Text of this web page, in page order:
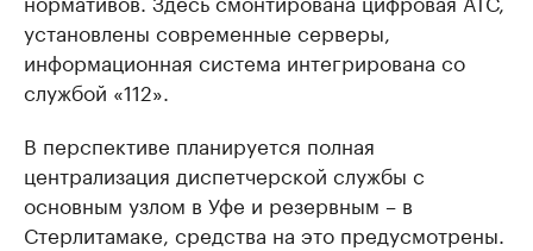
установлены современные серверы,
информационная система интегрирована со
службой «112».
В перспективе планируется полная
централизация диспетчерской службы с
основным узлом в Уфе и резервным – в
Стерлитамаке, средства на это предусмотрены.